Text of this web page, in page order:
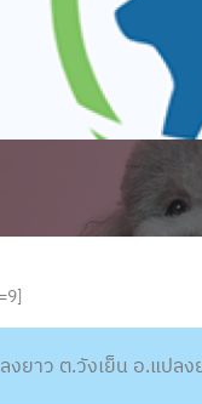
ยาว ต.วังเย็น อ.แปลง